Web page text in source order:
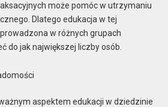
może pomóc w utrzymaniu
Dlatego edukacja w tej
w różnych grupach
do jak największej liczby osób.
aspektem edukacji w dziedzinie